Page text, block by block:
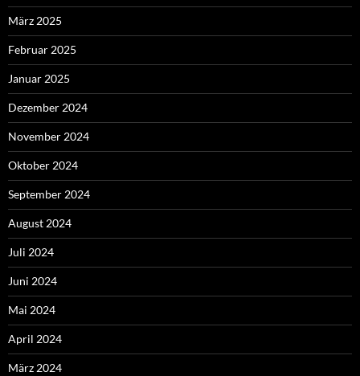
März 2025
Februar 2025
Januar 2025
Dezember 2024
November 2024
Oktober 2024
September 2024
August 2024
Juli 2024
Juni 2024
Mai 2024
April 2024
März 2024